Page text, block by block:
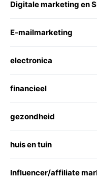
Digitale marketing en
E-mailmarketing
electronica
financieel
gezondheid
huis en tuin
Influencer/affiliate